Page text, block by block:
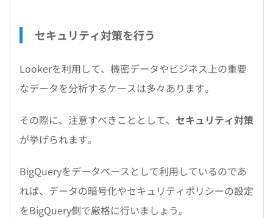
セキュリティ対策を行う
Lookerを利用して、機密データやビジネス上の重要
なデータを分析するケースは多々あります。
その際に、注意すべきこととして、 セキュリティ対策
が挙げられます。
BigQueryをデータベースとして利用しているのであ
れば、データの暗号化やセキュリティポリシーの設定
をBigQuery側で厳格に行いましょう。